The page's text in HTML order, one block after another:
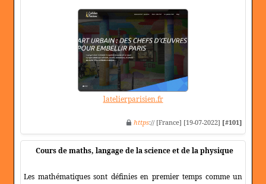
latelierparisien.fr
https:// [France] [19-07-2022] [#101]
Cours de maths, langage de la science et de la physique
Les mathématiques sont définies en premier temps comme un